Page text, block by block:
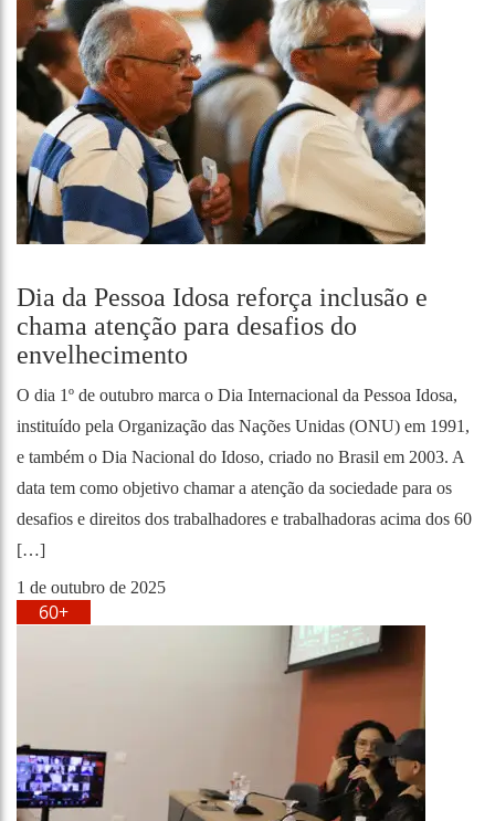
Dia da Pessoa Idosa reforça inclusão e
chama atenção para desafios do
envelhecimento
O dia 1º de outubro marca o Dia Internacional da Pessoa Idosa,
instituído pela Organização das Nações Unidas (ONU) em 1991,
e também o Dia Nacional do Idoso, criado no Brasil em 2003. A
data tem como objetivo chamar a atenção da sociedade para os
desafios e direitos dos trabalhadores e trabalhadoras acima dos 60
[…]
1 de outubro de 2025
60+